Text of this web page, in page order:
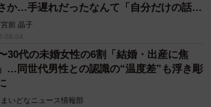
か…手遅れだったなんて「自分だけの話で
く、日本中で起きている問題では？」
宮前 晶子
30代の未婚女性の6割「結婚・出産に焦
…同世代男性との認識の“温度差”も浮き彫
まいどなニュース情報部